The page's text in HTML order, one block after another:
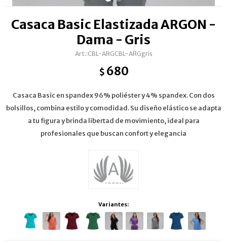
Casaca Basic Elastizada ARGON -
Dama - Gris
CBL-ARGCBL-ARGgris
$ 680
Casaca Basic en spandex 96% poliéster y 4% spandex. Con dos
bolsillos, combina estilo y comodidad. Su diseño elástico se adapta
a tu figura y brinda libertad de movimiento, ideal para
profesionales que buscan confort y elegancia
Variantes: